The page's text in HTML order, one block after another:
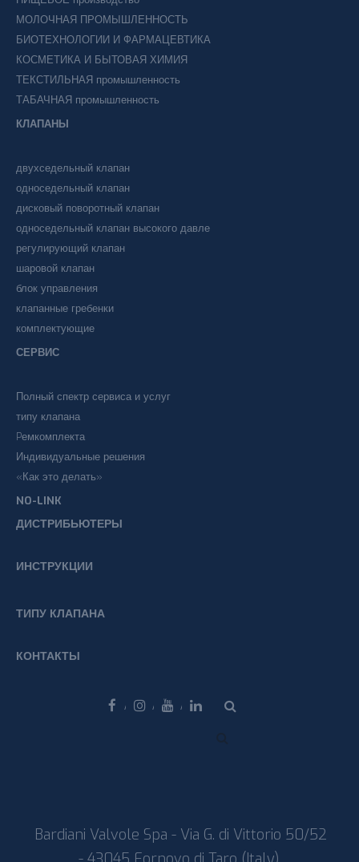
МОЛОЧНАЯ ПРОМЫШЛЕННОСТЬ
БИОТЕХНОЛОГИИ И ФАРМАЦЕВТИКА
КОСМЕТИКА И БЫТОВАЯ ХИМИЯ
ТЕКСТИЛЬНАЯ промышленность
ТАБАЧНАЯ промышленность
КЛАПАНЫ
двухседельный клапан
односедельный клапан
дисковый поворотный клапан
односедельный клапан высокого давле
регулирующий клапан
шаровой клапан
блок управления
клапанные гребенки
комплектующие
СЕРВИС
Полный спектр сервиса и услуг
типу клапана
Pемкомплекта
Индивидуальные решения
«Как это делать»
NO-LINK
ДИСТРИБЬЮТЕРЫ
ИНСТРУКЦИИ
ТИПУ КЛАПАНА
КОНТАКТЫ
Bardiani Valvole Spa - Via G. di Vittorio 50/52